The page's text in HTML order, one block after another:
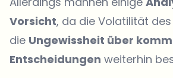
Vorsicht, da die Volatilität
die Ungewissheit über
Entscheidungen weiterhin